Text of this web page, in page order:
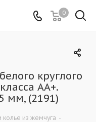
0
круглого
АА+.
мм, (2191)
из жемчуга -